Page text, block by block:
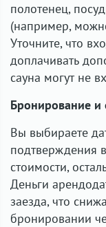
полотенец,
(например,
Уточните, что
доплачивать
сауна могут не
Бронирование и
Вы выбираете
подтверждения
стоимости,
Деньги
заезда, что
бронировании